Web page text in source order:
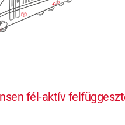
fél-aktív
00 000